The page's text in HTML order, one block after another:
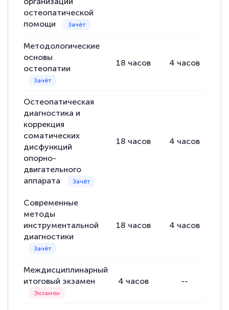
подготовиться к тестированию. Это
книги, методические рекомендации,
достаточно. Курс помогает пройти
аттестацию в школе. Спасибо!
Евгения Коротких
Знаток города 2 уровня
12 марта 2026
Спасибо большое Академии! Грамотное,
вежливое сопровождение! Всё чётко и
понятно! Проходила повышение
квалификации. Ещё раз - СПАСИБО!
Знаток города 5 уровня
остеопатической
помощи
Методологические
основы
остеопатии
18 часов 4 часов
Остеопатическая
диагностика и
коррекция
соматических
дисфункций
опорно-
двигательного
аппарата
18 часов 4 часов
Современные
методы
инструментальной
диагностики
18 часов 4 часов
Междисциплинарный
итоговый экзамен
4 часов --